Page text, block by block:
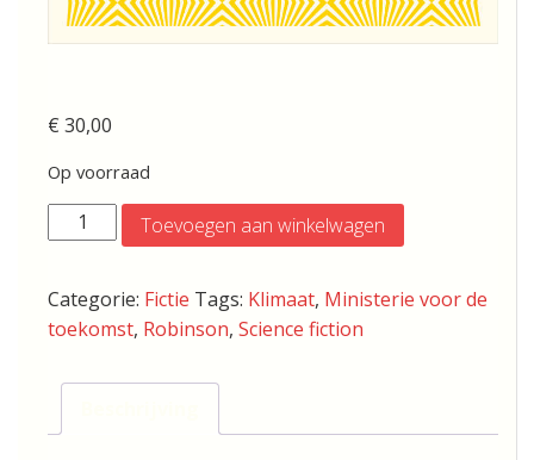
€ 30,00
Op voorraad
KIM
STANLEY
–
HET
Toevoegen aan winkelwagen
Categorie: Fictie Tags: Klimaat, Ministerie voor de
toekomst, Robinson, Science fiction